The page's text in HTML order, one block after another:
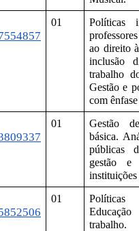
01
Políticas
ao direito
inclusão
trabalho
Gestão e
com
01
Gestão
básica.
públicas
gestão e
instituições
01
Políticas
trabalho.